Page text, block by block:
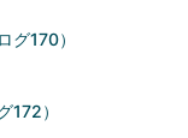
170）
172）